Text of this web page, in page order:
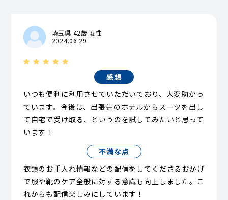
埼玉県 42歳 女性
2024.06.29
感想
いつも便利に利用させていただいており、大変助かっ
ています。今後は、出張先のホテルからスーツを出し
て自宅で受け取る、というのを試してみたいと思って
います！
不満な点
衣類のお手入れ情報などの配信をしてくださるおかげ
で服や靴のケア全般に対する意識も向上しました。こ
れからも配信楽しみにしています！